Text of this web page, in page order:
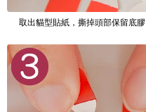
取出貓型貼紙，撕掉頭部保留底膠